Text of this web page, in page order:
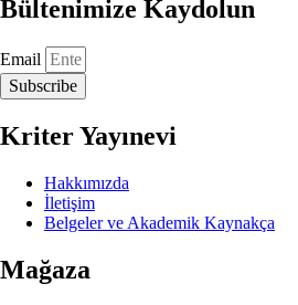
Bültenimize Kaydolun
Email
Subscribe
Kriter Yayınevi
Hakkımızda
İletişim
Belgeler ve Akademik Kaynakça
Mağaza